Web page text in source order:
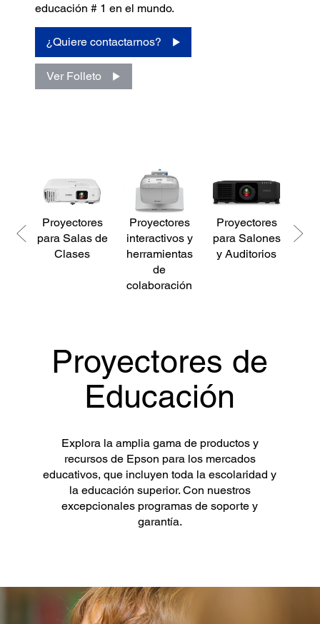
educación # 1 en el mundo.
¿Quiere contactarnos?
Ver Folleto
Proyectores
para Salas de
Clases
Proyectores
interactivos y
herramientas
de
colaboración
Proyectores
para Salones
y Auditorios
Proyectores de
Educación
Explora la amplia gama de productos y
recursos de Epson para los mercados
educativos, que incluyen toda la escolaridad y
la educación superior. Con nuestros
excepcionales programas de soporte y
garantía.